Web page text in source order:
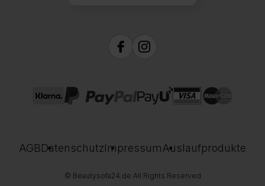
AGBDatenschutzImpressumAuslaufprodukte
© Beautysofa24.de All Rights Reserved